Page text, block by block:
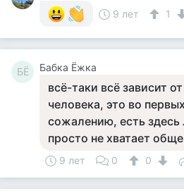
9 лет
1
БЁ Бабка Ёжка
всё-таки всё зависит
человека, это во
сожалению, есть
просто не хватает
9 лет 0 0